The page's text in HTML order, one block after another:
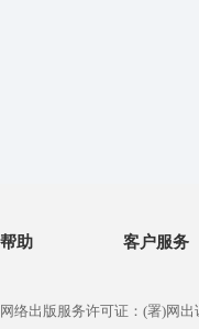
帮助 客户服务
网络出版服务许可证：(署)网